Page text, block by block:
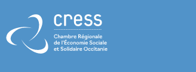
Retour à l'accueil